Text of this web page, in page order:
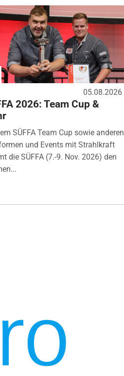
05.08.2026
2026: Team Cup &
SÜFFA Team Cup sowie anderen
und Events mit Strahlkraft
die SÜFFA (7.-9. Nov. 2026) den